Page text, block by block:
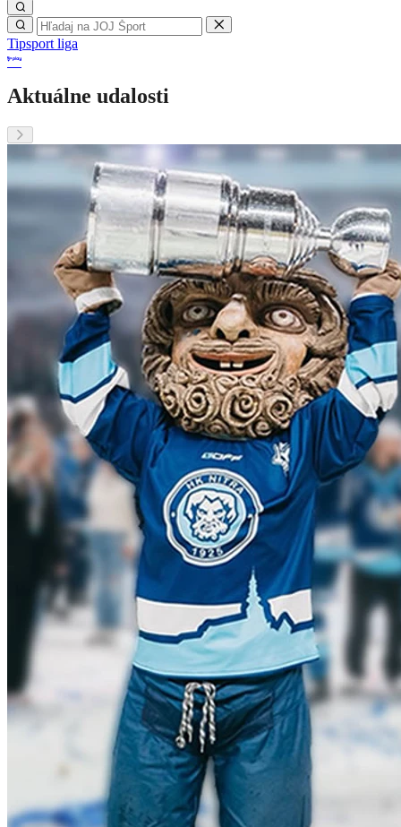
Tipsport liga
Aktuálne udalosti